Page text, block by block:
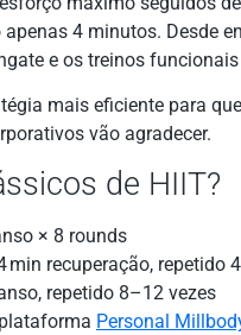
4 minutos. Desde
e os treinos
mais eficiente para
vão agradecer.
de HIIT?
× 8 rounds
min recuperação, repetido
repetido 8–12 vezes
Personal